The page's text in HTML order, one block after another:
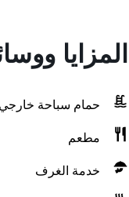
المزايا
حمام سباحة خارجي
مطعم
خدمة الغرف